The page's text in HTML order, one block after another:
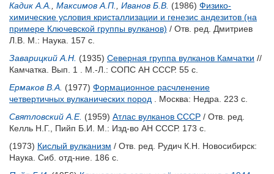
Кадик А.А.
Максимов А.П. Иванов Б.В. (1986) Физико-
химические условия кристаллизации и генезис андезитов (на
примере Ключевской группы вулканов) / Отв. ред. Дмитриев
Л.В. М.: Наука. 157 с.
Заварицкий А.Н. (1935) Северная группа вулканов Камчатки //
Камчатка. Вып. 1 . М.-Л.: СОПС АН СССР. 55 с.
Ермаков В.А. (1977) Формационное расчленение
четвертичных вулканических пород . Москва: Недра. 223 с.
Святловский А.Е. (1959) Атлас вулканов СССР / Отв. ред.
Келль Н.Г.
Пийп Б.И.
М.: Изд-во АН СССР. 173 с.
(1973) Кислый вулканизм / Отв. ред. Рудич К.Н.
Новосибирск:
Наука. Сиб. отд-ние. 186 с.